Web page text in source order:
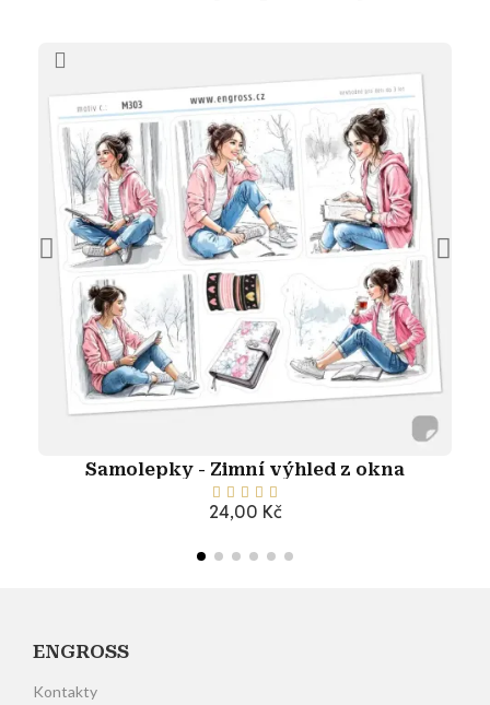
Samolepky - Zimní výhled z okna
    
24,00 Kč
Přidat do košíku
ENGROSS
Kontakty